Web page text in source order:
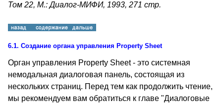
Том 22, М.: Диалог-МИФИ, 1993, 271 стр.
6.1. Создание органа управления Property Sheet
Орган управления Property Sheet - это системная
немодальная диалоговая панель, состоящая из
нескольких страниц. Перед тем как продолжить чтение,
мы рекомендуем вам обратиться к главе "Диалоговые